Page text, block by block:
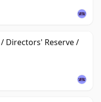
Directors' Reserve /